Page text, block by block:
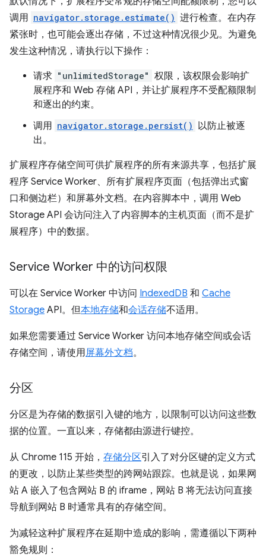
调用 navigator.storage.estimate() 进行检查。在内存
紧张时，也可能会逐出存储，不过这种情况很少见。为避免
发生这种情况，请执行以下操作：
请求 "unlimitedStorage" 权限，该权限会影响扩
展程序和 Web 存储 API，并让扩展程序不受配额限制
和逐出的约束。
调用 navigator.storage.persist() 以防止被逐
出。
扩展程序存储空间可供扩展程序的所有来源共享，包括扩展
程序 Service Worker、所有扩展程序页面（包括弹出式窗
口和侧边栏）和屏幕外文档。在内容脚本中，调用 Web
Storage API 会访问注入了内容脚本的主机页面（而不是扩
展程序）中的数据。
Service Worker 中的访问权限
可以在 Service Worker 中访问 IndexedDB 和 Cache
Storage API。但本地存储和会话存储不适用。
如果您需要通过 Service Worker 访问本地存储空间或会话
存储空间，请使用屏幕外文档。
分区
分区是为存储的数据引入键的地方，以限制可以访问这些数
据的位置。一直以来，存储都由源进行键控。
从 Chrome 115 开始， 存储分区引入了对分区键的定义方式
的更改，以防止某些类型的跨网站跟踪。也就是说，如果网
站 A 嵌入了包含网站 B 的 iframe，网站 B 将无法访问直接
导航到网站 B 时通常具有的存储空间。
为减轻这种扩展程序在延期中造成的影响，需遵循以下两种
豁免规则：